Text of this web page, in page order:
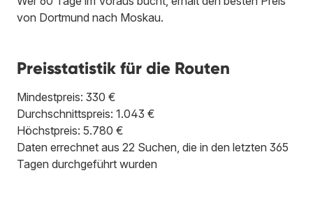
von Dortmund nach Moskau.
Preisstatistik für die Routen
Mindestpreis: 330 €
Durchschnittspreis: 1.043 €
Höchstpreis: 5.780 €
Daten errechnet aus 22 Suchen, die in den letzten 365
Tagen durchgeführt wurden